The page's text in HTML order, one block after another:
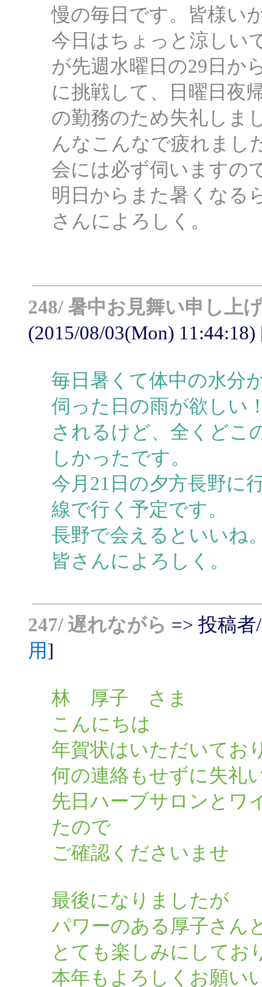
慢の毎日です。皆様い
今日はちょっと涼しい
が先週水曜日の29日か
に挑戦して、日曜日夜
の勤務のため失礼しま
んなこんなで疲れまし
会には必ず伺いますの
明日からまた暑くなる
さんによろしく。
248/ 暑中お見舞い申し上
(2015/08/03(Mon) 11:44:18)
毎日暑くて体中の水分
伺った日の雨が欲しい
されるけど、全くどこ
しかったです。
今月21日の夕方長野に
線で行く予定です。
長野で会えるといいね
皆さんによろしく。
247/ 遅れながら => 投稿者
用]
林 厚子 さま
こんにちは
年賀状はいただいてお
何の連絡もせずに失礼
先日ハーブサロンとワ
たので
ご確認くださいませ
最後になりましたが
パワーのある厚子さん
とても楽しみにしてお
本年もよろしくお願い